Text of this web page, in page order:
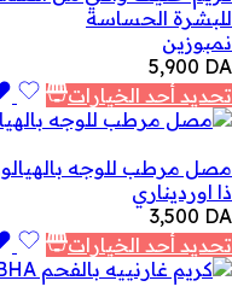
للبشرة الحساسة
نمبوزين
5,900 DA
تحديد أحد الخيارات
مصل مرطب للوجه
ذا اورديناري
3,500 DA
تحديد أحد الخيارات